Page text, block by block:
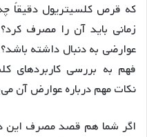
که قرص کلسیتریول دقیقاً
زمانی باید آن را مصرف
عوارضی به دنبال داشته
فهم به بررسی کاربردهای
نکات مهم درباره عوارض آن
اگر شما هم قصد مصرف این